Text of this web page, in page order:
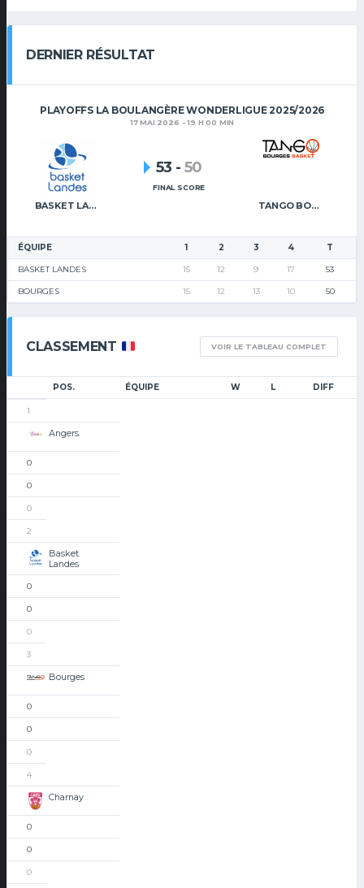
DERNIER RÉSULTAT
PLAYOFFS LA BOULANGÈRE WONDERLIGUE 2025/2026
17 MAI 2026 - 19 H 00 MIN
BASKET LANDES TANGO BOURGES BASKET
53 - 50
FINAL SCORE
ÉQUIPE 1 2 3 4 T
BASKET LANDES 15 12 9 17 53
BOURGES 15 12 13 10 50
CLASSEMENT VOIR LE TABLEAU COMPLET
POS. ÉQUIPE W L DIFF
1
Angers
0
0
0
2
Basket
Landes
0
0
0
3
Bourges
0
0
0
4
Charnay
0
0
0